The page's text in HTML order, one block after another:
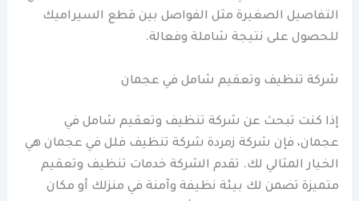
التفاصيل الصغيرة مثل الفواصل بين قطع السيراميك
للحصول على نتيجة شاملة وفعالة.
شركة تنظيف وتعقيم شامل في عجمان
إذا كنت تبحث عن شركة تنظيف وتعقيم شامل في
عجمان، فإن شركة زمردة شركة تنظيف فلل في عجمان هي
الخيار المثالي لك. تقدم الشركة خدمات تنظيف وتعقيم
متميزة تضمن لك بيئة نظيفة وآمنة في منزلك أو مكان